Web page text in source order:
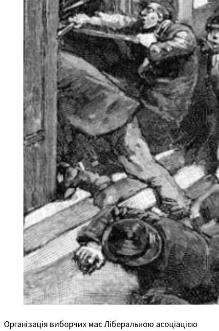
Організація виборчих мас Ліберальною асоціацією